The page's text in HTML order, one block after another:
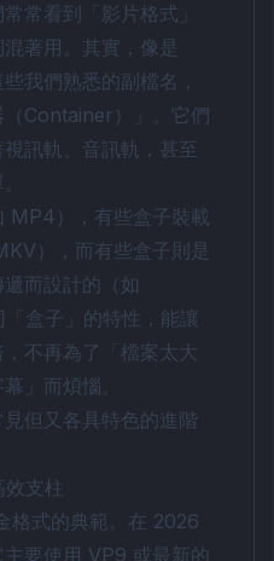
常看到「影片格式」
著用。其實，像是
我們熟悉的副檔名，
Container）」。它們
訊軌、音訊軌，甚至
MP4），有些盒子裝載
），而有些盒子則是
而設計的（如
盒子」的特性，能讓
不再為了「檔案太大
」而煩惱。
但又各具特色的進階
支柱
格式的典範。在 2026
要使用 VP9 或最新的